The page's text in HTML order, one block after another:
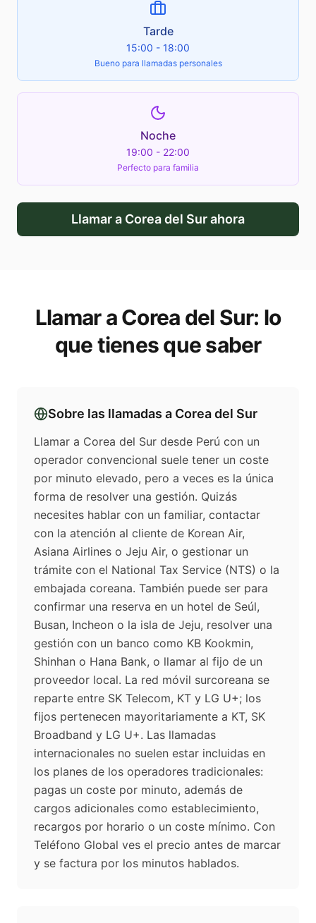
Tarde
15:00 - 18:00
Bueno para llamadas personales
Noche
19:00 - 22:00
Perfecto para familia
Llamar a Corea del Surahora
Llamar aCorea del Sur: lo
que tienes que saber
Sobre las llamadas a Corea del Sur
Llamar a Corea del Sur desde Perú con un
operador convencional suele tener un coste
por minuto elevado, pero a veces es la única
forma de resolver una gestión. Quizás
necesites hablar con un familiar, contactar
con la atención al cliente de Korean Air,
Asiana Airlines o Jeju Air, o gestionar un
trámite con el National Tax Service (NTS) o la
embajada coreana. También puede ser para
confirmar una reserva en un hotel de Seúl,
Busan, Incheon o la isla de Jeju, resolver una
gestión con un banco como KB Kookmin,
Shinhan o Hana Bank, o llamar al fijo de un
proveedor local. La red móvil surcoreana se
reparte entre SK Telecom, KT y LG U+; los
fijos pertenecen mayoritariamente a KT, SK
Broadband y LG U+. Las llamadas
internacionales no suelen estar incluidas en
los planes de los operadores tradicionales:
pagas un coste por minuto, además de
cargos adicionales como establecimiento,
recargos por horario o un coste mínimo. Con
Teléfono Global ves el precio antes de marcar
y se factura por los minutos hablados.